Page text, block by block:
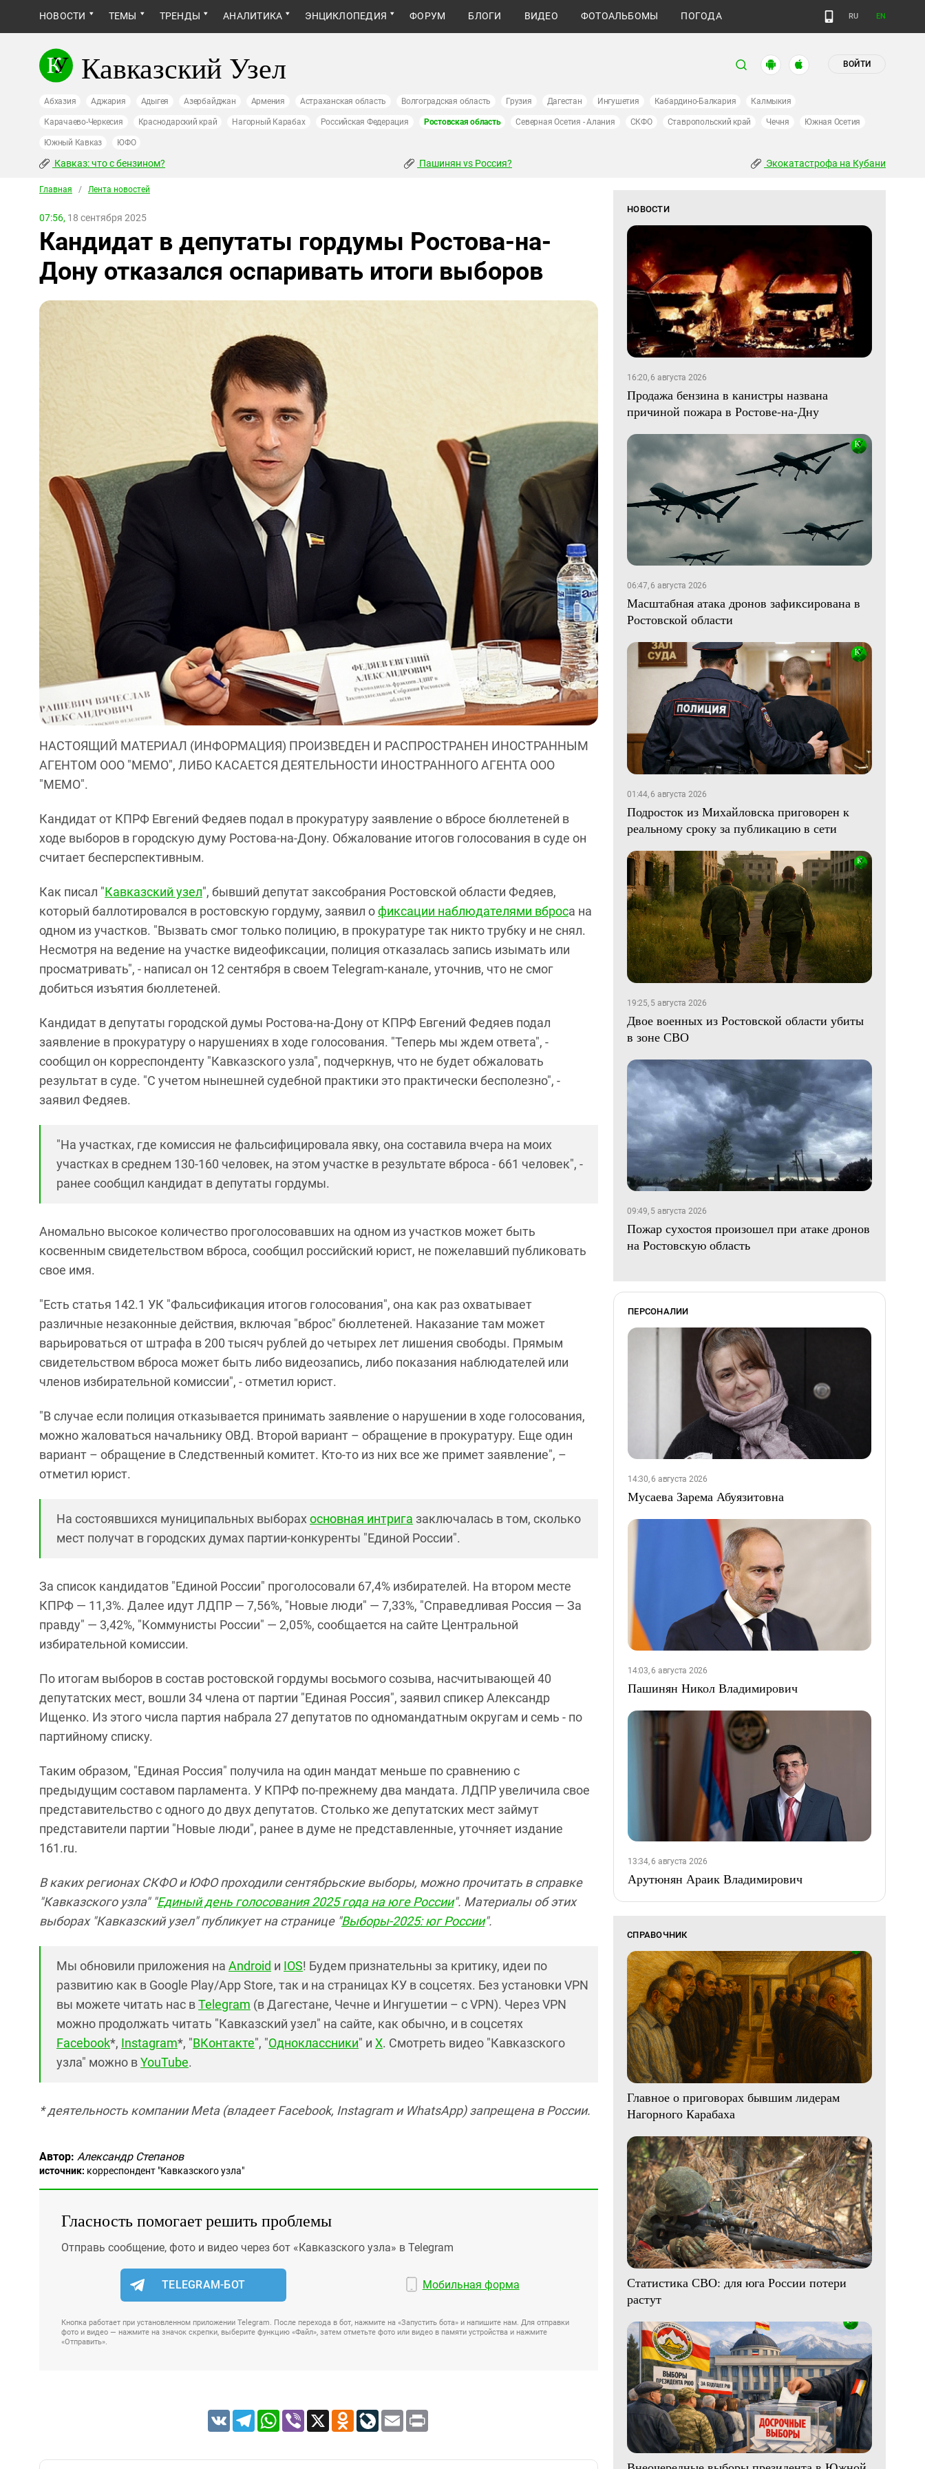
НОВОСТИ ТЕМЫ ТРЕНДЫ АНАЛИТИКА ЭНЦИКЛОПЕДИЯ ФОРУМ БЛОГИ ВИДЕО ФОТОАЛЬБОМЫ ПОГОДА RU EN
Кавказский Узел ВОЙТИ
Абхазия Аджария Адыгея Азербайджан Армения Астраханская область Волгоградская область Грузия Дагестан Ингушетия Кабардино-Балкария Калмыкия
Карачаево-Черкесия Краснодарский край Нагорный Карабах Российская Федерация Ростовская область Северная Осетия - Алания СКФО Ставропольский край Чечня Южная Осетия
Южный Кавказ ЮФО
Кавказ: что с бензином? Пашинян vs Россия? Экокатастрофа на Кубани
Главная / Лента новостей
07:56, 18 сентября 2025
Кандидат в депутаты гордумы Ростова-на-
Дону отказался оспаривать итоги выборов
НАСТОЯЩИЙ МАТЕРИАЛ (ИНФОРМАЦИЯ) ПРОИЗВЕДЕН И РАСПРОСТРАНЕН ИНОСТРАННЫМ
АГЕНТОМ ООО "МЕМО", ЛИБО КАСАЕТСЯ ДЕЯТЕЛЬНОСТИ ИНОСТРАННОГО АГЕНТА ООО
"МЕМО".
Кандидат от КПРФ Евгений Федяев подал в прокуратуру заявление о вбросе бюллетеней в
ходе выборов в городскую думу Ростова-на-Дону. Обжалование итогов голосования в суде он
считает бесперспективным.
Как писал "Кавказский узел", бывший депутат заксобрания Ростовской области Федяев,
который баллотировался в ростовскую гордуму, заявил офиксации наблюдателями вброса на
одном из участков. "Вызвать смог только полицию, в прокуратуре так никто трубку и не снял.
Несмотря на ведение на участке видеофиксации, полиция отказалась запись изымать или
просматривать", - написал он 12 сентября в своем Telegram-канале, уточнив, что не смог
добиться изъятия бюллетеней.
Кандидат в депутаты городской думы Ростова-на-Дону от КПРФ Евгений Федяев подал
заявление в прокуратуру о нарушениях в ходе голосования. "Теперь мы ждем ответа", -
сообщил он корреспонденту "Кавказского узла", подчеркнув, что не будет обжаловать
результат в суде. "С учетом нынешней судебной практики это практически бесполезно", -
заявил Федяев.
"На участках, где комиссия не фальсифицировала явку, она составила вчера на моих
участках в среднем 130-160 человек, на этом участке в результате вброса - 661 человек", -
ранее сообщил кандидат в депутаты гордумы.
Аномально высокое количество проголосовавших на одном из участков может быть
косвенным свидетельством вброса, сообщил российский юрист, не пожелавший публиковать
свое имя.
"Есть статья 142.1 УК "Фальсификация итогов голосования", она как раз охватывает
различные незаконные действия, включая "вброс" бюллетеней. Наказание там может
варьироваться от штрафа в 200 тысяч рублей до четырех лет лишения свободы. Прямым
свидетельством вброса может быть либо видеозапись, либо показания наблюдателей или
членов избирательной комиссии", - отметил юрист.
"В случае если полиция отказывается принимать заявление о нарушении в ходе голосования,
можно жаловаться начальнику ОВД. Второй вариант – обращение в прокуратуру. Еще один
вариант – обращение в Следственный комитет. Кто-то из них все же примет заявление", –
отметил юрист.
На состоявшихся муниципальных выборах основная интрига заключалась в том, сколько
мест получат в городских думах партии-конкуренты "Единой России".
За список кандидатов "Единой России" проголосовали 67,4% избирателей. На втором месте
КПРФ — 11,3%. Далее идут ЛДПР — 7,56%, "Новые люди" — 7,33%, "Справедливая Россия — За
правду" — 3,42%, "Коммунисты России" — 2,05%, сообщается на сайте Центральной
избирательной комиссии.
По итогам выборов в состав ростовской гордумы восьмого созыва, насчитывающей 40
депутатских мест, вошли 34 члена от партии "Единая Россия", заявил спикер Александр
Ищенко. Из этого числа партия набрала 27 депутатов по одномандатным округам и семь - по
партийному списку.
Таким образом, "Единая Россия" получила на один мандат меньше по сравнению с
предыдущим составом парламента. У КПРФ по-прежнему два мандата. ЛДПР увеличила свое
представительство с одного до двух депутатов. Столько же депутатских мест займут
представители партии "Новые люди", ранее в думе не представленные, уточняет издание
161.ru.
В каких регионах СКФО и ЮФО проходили сентябрьские выборы, можно прочитать в справке
"Кавказского узла" "Единый день голосования 2025 года на юге России". Материалы об этих
выборах "Кавказский узел" публикует на странице "Выборы-2025: юг России".
Мы обновили приложения на Android и IOS! Будем признательны за критику, идеи по
развитию как в Google Play/App Store, так и на страницах КУ в соцсетях. Без установки VPN
вы можете читать нас вTelegram (в Дагестане, Чечне и Ингушетии – с VPN). Через VPN
можно продолжать читать "Кавказский узел" на сайте, как обычно, и в соцсетях
Facebook*, Instagram*, "ВКонтакте", "Одноклассники" и X. Смотреть видео "Кавказского
узла" можно вYouTube.
* деятельность компании Meta (владеет Facebook, Instagram и WhatsApp) запрещена в России.
Автор: Александр Степанов
источник: корреспондент "Кавказского узла"
Гласность помогает решить проблемы
Отправь сообщение, фото и видео через бот «Кавказского узла» в Telegram
TELEGRAM-БОТ Мобильная форма
Кнопка работает при установленном приложении Telegram. После перехода в бот, нажмите на «Запустить бота» и напишите нам. Для отправки
фото и видео — нажмите на значок скрепки, выберите функцию «Файл», затем отметьте фото или видео в памяти устройства и нажмите
«Отправить».
VK TelegramWhatsApp
Viber X Odnoklassniki
LiveJournal
Email
НОВОСТИ
16:20, 6 августа 2026
Продажа бензина в канистры названа
причиной пожара в Ростове-на-Дну
06:47, 6 августа 2026
Масштабная атака дронов зафиксирована в
Ростовской области
01:44, 6 августа 2026
Подросток из Михайловска приговорен к
реальному сроку за публикацию в сети
19:25, 5 августа 2026
Двое военных из Ростовской области убиты
в зоне СВО
09:49, 5 августа 2026
Пожар сухостоя произошел при атаке дронов
на Ростовскую область
ПЕРСОНАЛИИ
14:30, 6 августа 2026
Мусаева Зарема Абуязитовна
14:03, 6 августа 2026
Пашинян Никол Владимирович
13:34, 6 августа 2026
Арутюнян Араик Владимирович
СПРАВОЧНИК
Главное о приговорах бывшим лидерам
Нагорного Карабаха
Статистика СВО: для юга России потери
растут